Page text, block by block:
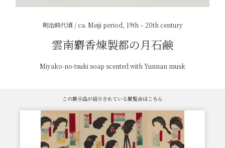
明治時代頃 / ca. Meiji period, 19th – 20th century
雲南麝香煉製都の月石鹸
Miyako-no-tsuki soap scented with Yunnan musk
この展示品が紹介されている展覧会はこちら